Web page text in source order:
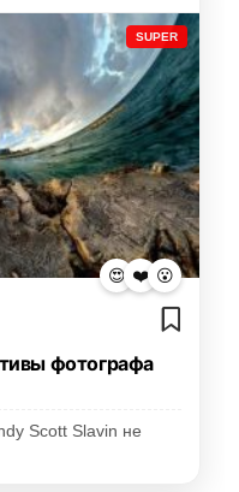
SUPER
😍 ❤️ 😮
фотографа
Scott Slavin не